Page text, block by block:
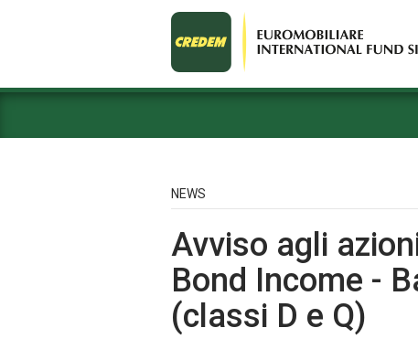
NEWS
Avviso agli
Bond Income -
(classi D e Q)